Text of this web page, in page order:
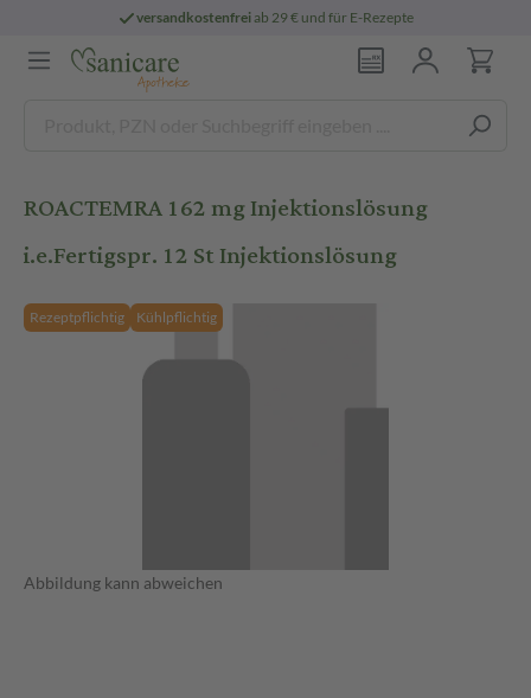
versandkostenfreiab 29 € und für E-Rezepte
ROACTEMRA 162 mg Injektionslösung
i.e.Fertigspr. 12 St Injektionslösung
Rezeptpflichtig Kühlpflichtig
Abbildung kann abweichen